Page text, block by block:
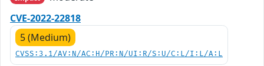
CVE-2022-22818
5 (Medium)
CVSS:3.1/AV:N/AC:H/PR:N/UI:R/S:U/C:L/I:L/A:L